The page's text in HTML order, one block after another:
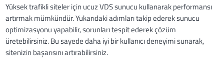
Yüksek trafikli siteler için ucuz VDS sunucu kullanarak performansı
artırmak mümkündür. Yukarıdaki adımları takip ederek sunucu
optimizasyonu yapabilir, sorunları tespit ederek çözüm
üretebilirsiniz. Bu sayede daha iyi bir kullanıcı deneyimi sunarak,
sitenizin başarısını artırabilirsiniz.